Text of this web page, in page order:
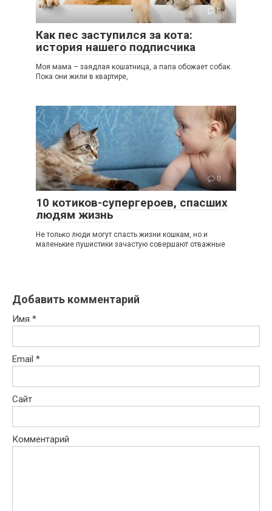
0
Как пес заступился за кота:
история нашего подписчика
Моя мама – заядлая кошатница, а папа обожает собак.
Пока они жили в квартире,
0
10 котиков-супергероев, спасших
людям жизнь
Не только люди могут спасть жизни кошкам, но и
маленькие пушистики зачастую совершают отважные
Добавить комментарий
Имя *
Email *
Сайт
Комментарий